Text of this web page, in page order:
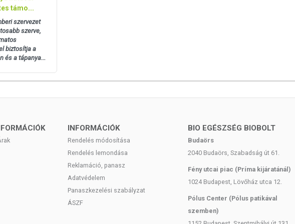
termék nem gyógyít betegségeket! A termék nem az orvosi kezelés
szolgál! Betegség esetén használatát konzultálja kezelőorvosával. Az
mennyiséget ne haladja meg! Ne szedje a készítményt, ha az
érzékeny vagy allergiás! Kisgyermekektől elzárva tárolandó!
támo...
szervezet
szerve,
biztosítja a
és a tápanya...
INFORMÁCIÓK
Rendelés módosítása
Rendelés lemondása
Reklamáció, panasz
Adatvédelem
Panaszkezelési szabályzat
ÁSZF
BIO EGÉSZSÉG BIOBOLT
Budaörs
2040 Budaörs, Szabadság út 61.
Fény utcai piac (Príma kijáratánál)
1024 Budapest, Lövőház utca 12.
Pólus Center (Pólus patikával
szemben)